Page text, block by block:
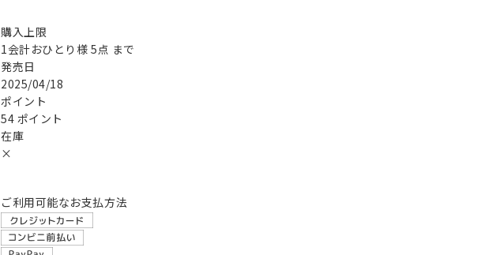
購入上限
1会計おひとり様 5点 まで
発売日
2025/04/18
ポイント
54 ポイント
在庫
×
ご利用可能なお支払方法